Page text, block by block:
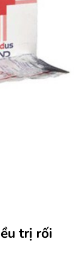
trị rối